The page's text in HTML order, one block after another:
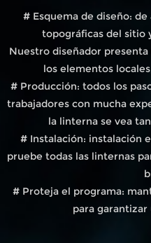
# Esquema de diseño:
topográficas del sitio
Nuestro diseñador
los elementos
# Producción: todos los
trabajadores con mucha
la linterna se vea
# Instalación: instalación
pruebe todas las linternas
# Proteja el programa:
para